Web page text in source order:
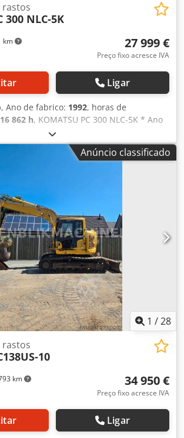
km
rastos
300 NLC-5K
27 999 €
Preço fixo acresce IVA
Ligar
, Ano de fabrico: 1992, horas de
16 862 h, KOMATSU PC 300 NLC-5K * Ano
* Horas de funcionamento: 16.862 h
* Trem de rolamento em bom
escavação Lehnhoff incluído * Bom
Anúncio classificado
1 /28
km
rastos
10
34 950 €
Preço fixo acresce IVA
Ligar